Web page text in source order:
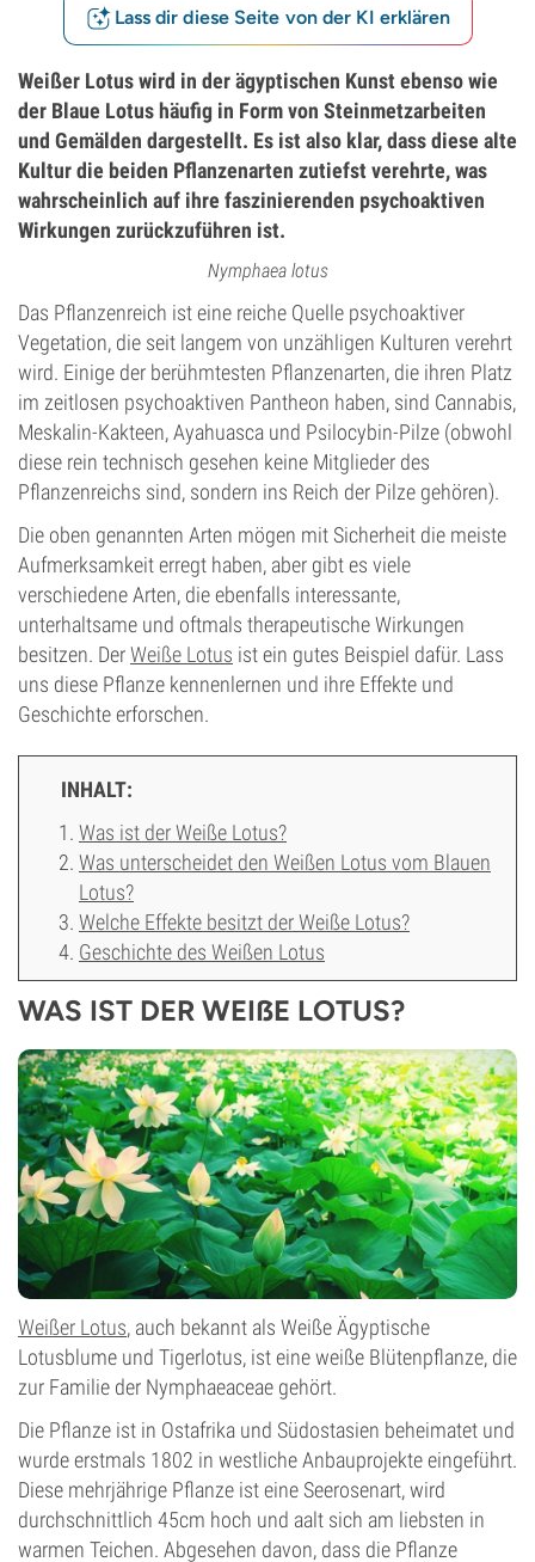
Lass dir diese Seite von der KI erklären
Weißer Lotus wird in der ägyptischen Kunst ebenso wie
der Blaue Lotus häufig in Form von Steinmetzarbeiten
und Gemälden dargestellt. Es ist also klar, dass diese alte
Kultur die beiden Pflanzenarten zutiefst verehrte, was
wahrscheinlich auf ihre faszinierenden psychoaktiven
Wirkungen zurückzuführen ist.
Nymphaea lotus
Das Pflanzenreich ist eine reiche Quelle psychoaktiver
Vegetation, die seit langem von unzähligen Kulturen verehrt
wird. Einige der berühmtesten Pflanzenarten, die ihren Platz
im zeitlosen psychoaktiven Pantheon haben, sind Cannabis,
Meskalin-Kakteen, Ayahuasca und Psilocybin-Pilze (obwohl
diese rein technisch gesehen keine Mitglieder des
Pflanzenreichs sind, sondern ins Reich der Pilze gehören).
Die oben genannten Arten mögen mit Sicherheit die meiste
Aufmerksamkeit erregt haben, aber gibt es viele
verschiedene Arten, die ebenfalls interessante,
unterhaltsame und oftmals therapeutische Wirkungen
besitzen. DerWeiße Lotus ist ein gutes Beispiel dafür. Lass
uns diese Pflanze kennenlernen und ihre Effekte und
Geschichte erforschen.
INHALT:
Was ist der Weiße Lotus?
Was unterscheidet den Weißen Lotus vom Blauen
Lotus?
Welche Effekte besitzt der Weiße Lotus?
Geschichte des Weißen Lotus
WAS IST DER WEIẞE LOTUS?
Weißer Lotus, auch bekannt als Weiße Ägyptische
Lotusblume und Tigerlotus, ist eine weiße Blütenpflanze, die
zur Familie der Nymphaeaceae gehört.
Die Pflanze ist in Ostafrika und Südostasien beheimatet und
wurde erstmals 1802 in westliche Anbauprojekte eingeführt.
Diese mehrjährige Pflanze ist eine Seerosenart, wird
durchschnittlich 45cm hoch und aalt sich am liebsten in
warmen Teichen. Abgesehen davon, dass die Pflanze